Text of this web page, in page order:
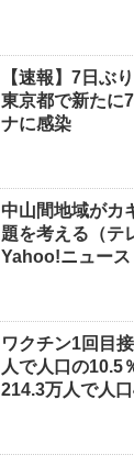
【速報】7日ぶ
東京都で新たに
ナに感染
中山間地域がカ
題を考える（テ
Yahoo!ニュース
ワクチン1回目
人で人口 の10.5
214.3万人で人口